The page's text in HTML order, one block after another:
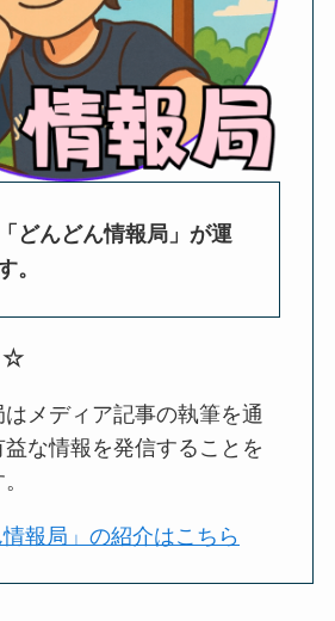
どんどん情報局」が運
。
☆
メディア記事の執筆を通
な情報を発信することを
情報局」の紹介はこちら